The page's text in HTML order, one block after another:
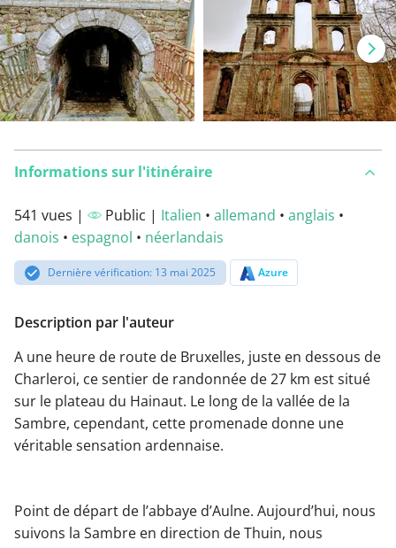
Informations sur l'itinéraire
541 vues | Public | Italien • allemand • anglais •
danois • espagnol • néerlandais
Dernière vérification: 13 mai 2025 Azure
Description par l'auteur
A une heure de route de Bruxelles, juste en dessous de
Charleroi, ce sentier de randonnée de 27 km est situé
sur le plateau du Hainaut. Le long de la vallée de la
Sambre, cependant, cette promenade donne une
véritable sensation ardennaise.
Point de départ de l’abbaye d’Aulne. Aujourd’hui, nous
suivons la Sambre en direction de Thuin, nous